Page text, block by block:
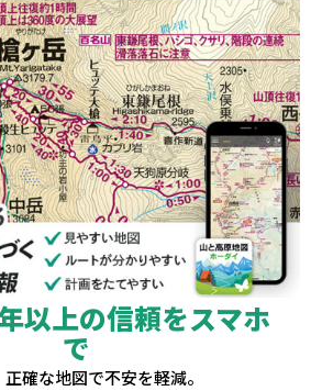
以上の信頼をスマホ
で
確な地図で不安を軽減。